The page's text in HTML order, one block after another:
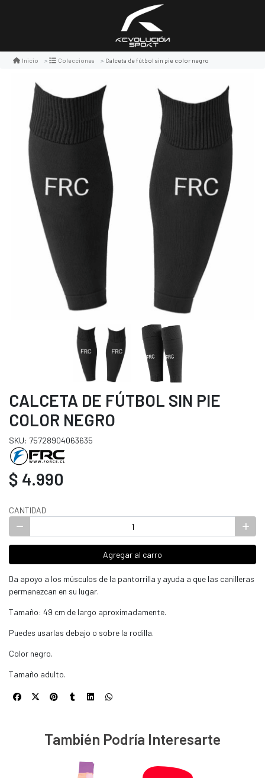
Inicio Colecciones Calceta de fútbol sin pie color negro
CALCETA DE FÚTBOL SIN PIE
COLOR NEGRO
SKU: 75728904063635
$ 4.990
CANTIDAD
Agregar al carro
Da apoyo a los músculos de la pantorrilla y ayuda a que las canilleras
permanezcan en su lugar.
Tamaño: 49 cm de largo aproximadamente.
Puedes usarlas debajo o sobre la rodilla.
Color negro.
Tamaño adulto.
También Podría Interesarte